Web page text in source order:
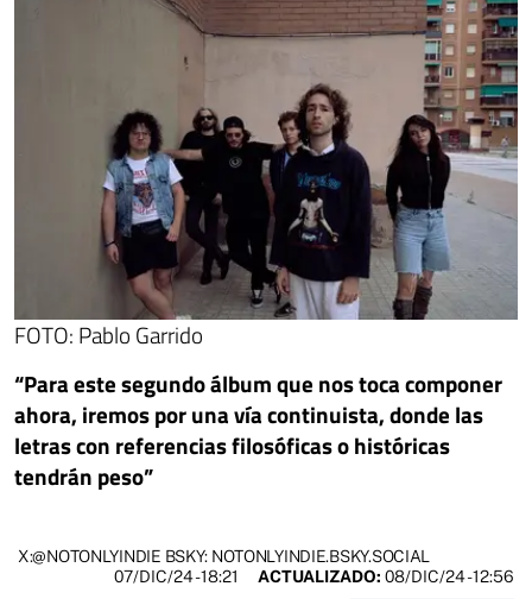
FOTO: Pablo Garrido
“Para este segundo álbum que nos toca componer
ahora, iremos por una vía continuista, donde las
letras con referencias filosóficas o históricas
tendrán peso”
X:@NOTONLYINDIE BSKY: NOTONLYINDIE.BSKY.SOCIAL
07/DIC/24- 18:21 ACTUALIZADO: 08/DIC/24 - 12:56